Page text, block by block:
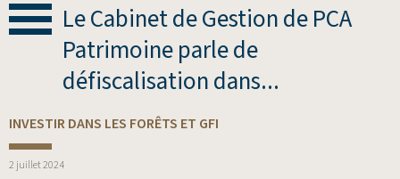
Le Cabinet de Gestion de PCA
Patrimoine parle de
défiscalisation dans...
INVESTIR DANS LES FORÊTS ET GFI
2 juillet 2024